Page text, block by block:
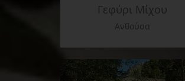
Γεφύρι Μίχου
Ανθούσα